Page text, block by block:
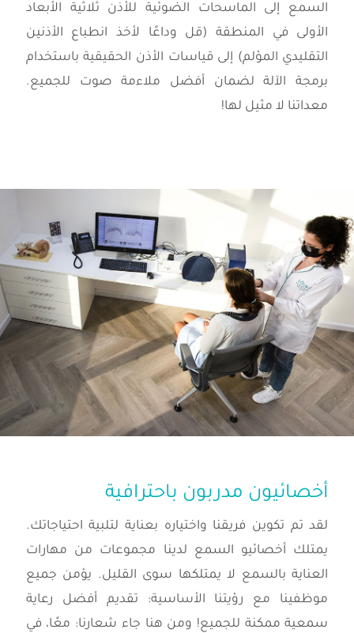
السمع إلى الماسحات الضوئية للأذن ثلاثية الأبعاد
الأولى في المنطقة (قل وداعًا لأخذ انطباع الأذنين
التقليدي المؤلم) إلى قياسات الأذن الحقيقية باستخدام
برمجة الآلة لضمان أفضل ملاءمة صوت للجميع.
معداتنا لا مثيل لها!
أخصائيون مدربون باحترافية
لقد تم تكوين فريقنا واختياره بعناية لتلبية احتياجاتك.
يمتلك أخصائيو السمع لدينا مجموعات من مهارات
العناية بالسمع لا يمتلكها سوى القليل. يؤمن جميع
موظفينا مع رؤيتنا الأساسية: تقديم أفضل رعاية
سمعية ممكنة للجميع! ومن هنا جاء شعارنا: معًا، في